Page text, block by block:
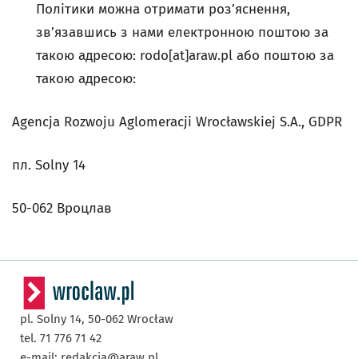
Політики можна отримати роз’яснення,
зв’язавшись з нами електронною поштою за
такою адресою: rodo[at]araw.pl або поштою за
такою адресою:
Agencja Rozwoju Aglomeracji Wrocławskiej S.A., GDPR
пл. Solny 14
50-062 Вроцлав
pl. Solny 14, 50-062 Wrocław
tel. 71 776 71 42